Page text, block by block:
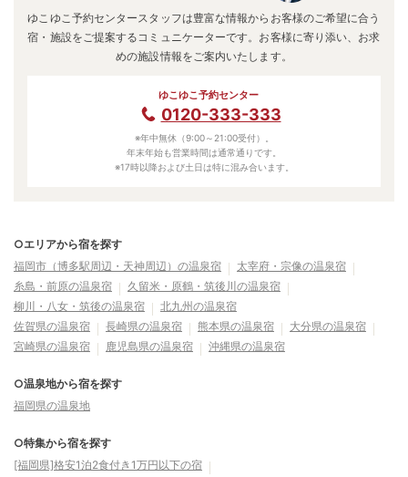
ゆこゆこ予約センタースタッフは豊富な情報からお客様のご希望に合う
宿・施設をご提案するコミュニケーターです。お客様に寄り添い、お求
めの施設情報をご案内いたします。
ゆこゆこ予約センター
0120-333-333
※年中無休（9:00～21:00受付）。
年末年始も営業時間は通常通りです。
※17時以降および土日は特に混み合います。
○エリアから宿を探す
福岡市（博多駅周辺・天神周辺）の温泉宿
太宰府・宗像の温泉宿
糸島・前原の温泉宿
久留米・原鶴・筑後川の温泉宿
柳川・八女・筑後の温泉宿
北九州の温泉宿
佐賀県の温泉宿
長崎県の温泉宿 熊本県の温泉宿
大分県の温泉宿
宮崎県の温泉宿
鹿児島県の温泉宿 沖縄県の温泉宿
○温泉地から宿を探す
福岡県の温泉地
○特集から宿を探す
[福岡県]格安1泊2食付き1万円以下の宿